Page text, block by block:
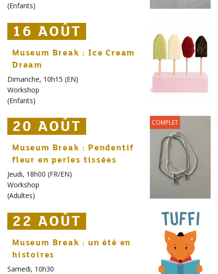
(Enfants)
16 AOÛT
16 AOÛT
16 AOÛT
Museum Break : Ice Cream
Dream
Dimanche, 10h15 (EN)
Workshop
(Enfants)
20 AOÛT
20 AOÛT
20 AOÛT COMPLET
Museum Break : Pendentif
fleur en perles tissées
Jeudi, 18h00 (FR/EN)
Workshop
(Adultes)
22 AOÛT
22 AOÛT
22 AOÛT
Museum Break : un été en
histoires
Samedi, 10h30